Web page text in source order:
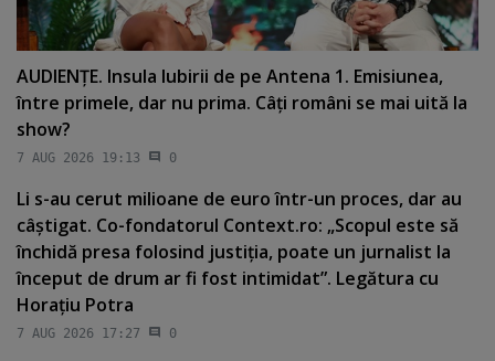
AUDIENŢE. Insula Iubirii de pe Antena 1. Emisiunea,
între primele, dar nu prima. Câţi români se mai uită la
show?
7 AUG 2026 19:13 0
Li s-au cerut milioane de euro într-un proces, dar au
câştigat. Co-fondatorul Context.ro: „Scopul este să
închidă presa folosind justiţia, poate un jurnalist la
început de drum ar fi fost intimidat”. Legătura cu
Horaţiu Potra
7 AUG 2026 17:27 0